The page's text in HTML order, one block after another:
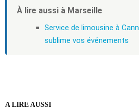
À lire aussi à Marseille
Service de limousine à
sublime vos événements
A LIRE AUSSI